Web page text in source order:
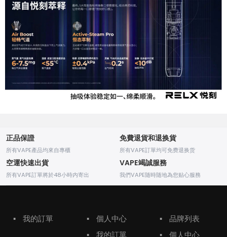
正品保證
所有VAPE產品均來自專櫃
免費退貨和退换貨
所有VAPE訂單均可免费退换货
空運快速出貨
所有VAPE訂單將於48小時内寄出
VAPE竭誠服務
我們VAPE随時随地為您贴心服務
▪ 我的訂單 ▪
個人中心
▪
我的訂單
▪
品牌列表
▪
個人中心